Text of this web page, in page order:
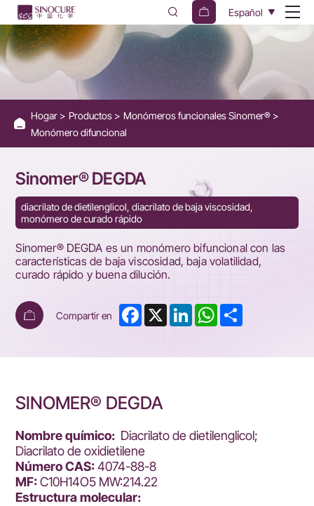
SINOMER
DEGDA
Español
Hogar Productos
Monómeros funcionales Sinomer®
Monómero difuncional
Sinomer® DEGDA
diacrilato de dietilenglicol, diacrilato de baja viscosidad,
monómero de curado rápido
Sinomer® DEGDA es un monómero bifuncional con las
características de baja viscosidad, baja volatilidad,
curado rápido y buena dilución.
Compartir en Facebook
X LinkedInWhatsApp
SINOMER® DEGDA
Nombre químico: Diacrilato de dietilenglicol;
Diacrilato de oxidietilene
Número CAS:4074-88-8
MF:C10H14O5 MW:214.22
Estructura molecular: